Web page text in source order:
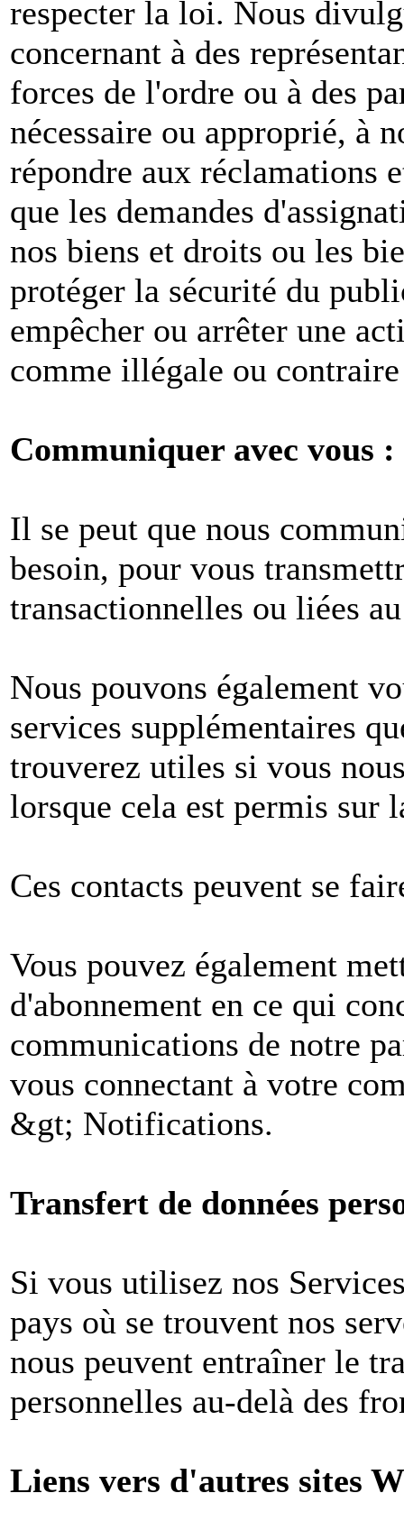
respecter la loi. Nous
concernant à des
forces de l'ordre ou à des
nécessaire ou approprié, à
répondre aux réclamations
que les demandes
nos biens et droits ou les
protéger la sécurité du
empêcher ou arrêter une
comme illégale ou
Communiquer avec vous :
Il se peut que nous
besoin, pour vous
transactionnelles ou liées
Nous pouvons également
services supplémentaires
trouverez utiles si vous
lorsque cela est permis sur
Ces contacts peuvent se
Vous pouvez également
d'abonnement en ce qui
communications de notre
vous connectant à votre
&gt; Notifications.
Transfert de données
Si vous utilisez nos
pays où se trouvent nos
nous peuvent entraîner le
personnelles au-delà des
Liens vers d'autres sites